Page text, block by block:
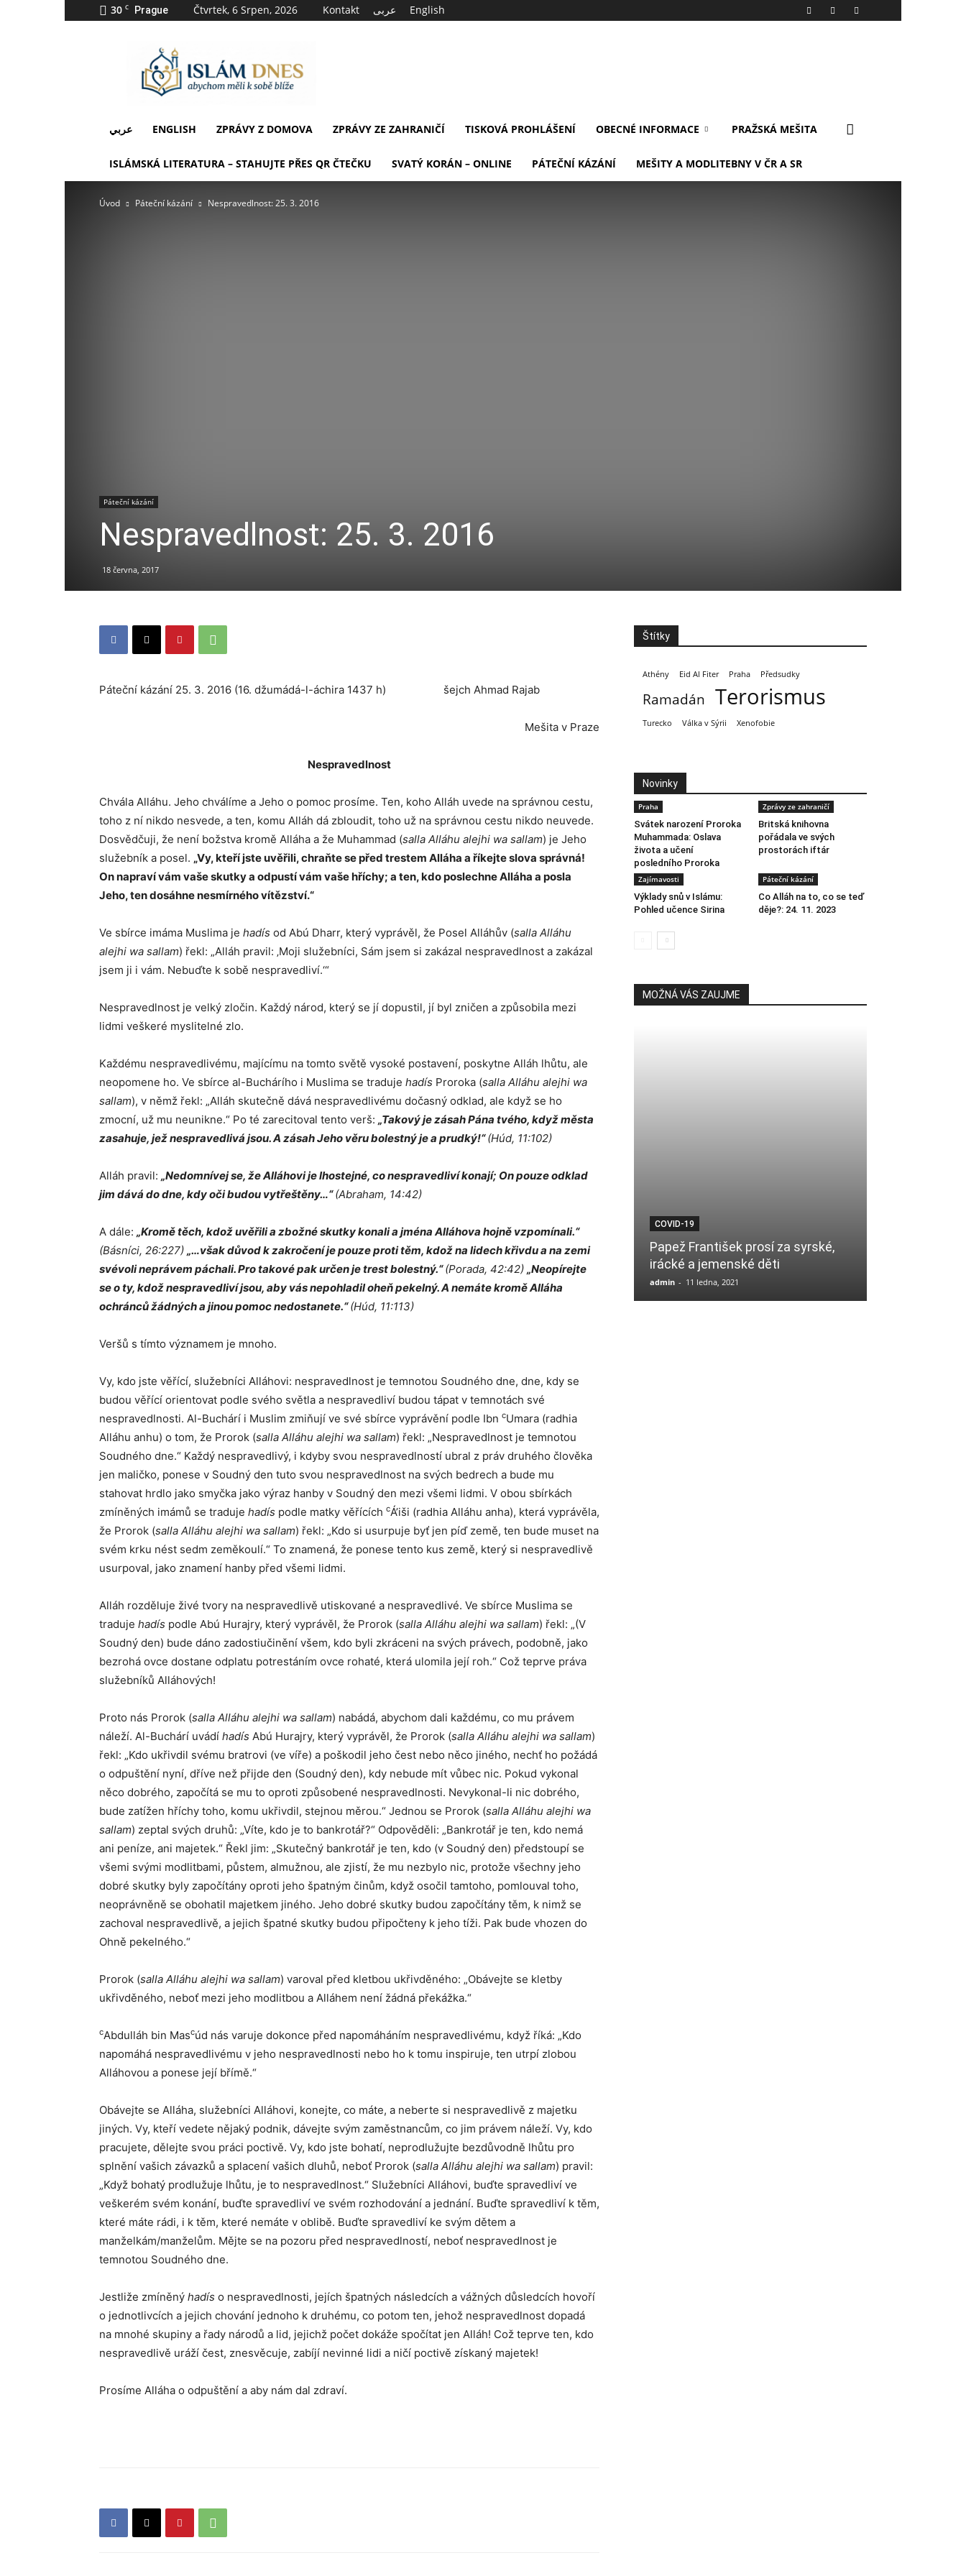
30 C Prague Čtvrtek, 6 Srpen, 2026 Kontakt عربى English
عربي ENGLISH ZPRÁVY Z DOMOVA ZPRÁVY ZE ZAHRANIČÍ TISKOVÁ PROHLÁŠENÍ OBECNÉ INFORMACE PRAŽSKÁ MEŠITA
ISLÁMSKÁ LITERATURA – STAHUJTE PŘES QR ČTEČKU SVATÝ KORÁN – ONLINE PÁTEČNÍ KÁZÁNÍ MEŠITY A MODLITEBNY V ČR A SR
Úvod Páteční kázání Nespravedlnost: 25. 3. 2016
Páteční kázání
Nespravedlnost: 25. 3. 2016
18 června, 2017
Páteční kázání 25. 3. 2016 (16. džumádá-l-áchira 1437 h) šejch Ahmad Rajab
Mešita v Praze
Nespravedlnost
Chvála Alláhu. Jeho chválíme a Jeho o pomoc prosíme. Ten, koho Alláh uvede na správnou cestu,
toho z ní nikdo nesvede, a ten, komu Alláh dá zbloudit, toho už na správnou cestu nikdo neuvede.
Dosvědčuji, že není božstva kromě Alláha a že Muhammad (salla Alláhu alejhi wa sallam) je Jeho
služebník a posel. „Vy, kteří jste uvěřili, chraňte se před trestem Alláha a říkejte slova správná!
On napraví vám vaše skutky a odpustí vám vaše hříchy; a ten, kdo poslechne Alláha a posla
Jeho, ten dosáhne nesmírného vítězství.“
Ve sbírce imáma Muslima je hadís od Abú Dharr, který vyprávěl, že Posel Alláhův (salla Alláhu
alejhi wa sallam) řekl: „Alláh pravil: ‚Moji služebníci, Sám jsem si zakázal nespravedlnost a zakázal
jsem ji i vám. Nebuďte k sobě nespravedliví.‘“
Nespravedlnost je velký zločin. Každý národ, který se jí dopustil, jí byl zničen a způsobila mezi
lidmi veškeré myslitelné zlo.
Každému nespravedlivému, majícímu na tomto světě vysoké postavení, poskytne Alláh lhůtu, ale
neopomene ho. Ve sbírce al-Buchárího i Muslima se traduje hadís Proroka (salla Alláhu alejhi wa
sallam), v němž řekl: „Alláh skutečně dává nespravedlivému dočasný odklad, ale když se ho
zmocní, už mu neunikne.“ Po té zarecitoval tento verš: „Takový je zásah Pána tvého, když města
zasahuje, jež nespravedlivá jsou. A zásah Jeho věru bolestný je a prudký!“(Húd, 11:102)
Alláh pravil: „Nedomnívej se, že Alláhovi je lhostejné, co nespravedliví konají; On pouze odklad
jim dává do dne, kdy oči budou vytřeštěny…“(Abraham, 14:42)
A dále: „Kromě těch, kdož uvěřili a zbožné skutky konali a jména Alláhova hojně vzpomínali.“
(Básníci, 26:227) „…však důvod k zakročení je pouze proti těm, kdož na lidech křivdu a na zemi
svévoli neprávem páchali. Pro takové pak určen je trest bolestný.“(Porada, 42:42) „Neopírejte
se o ty, kdož nespravedliví jsou, aby vás nepohladil oheň pekelný. A nemáte kromě Alláha
ochránců žádných a jinou pomoc nedostanete.“(Húd, 11:113)
Veršů s tímto významem je mnoho.
Vy, kdo jste věřící, služebníci Alláhovi: nespravedlnost je temnotou Soudného dne, dne, kdy se
budou věřící orientovat podle svého světla a nespravedliví budou tápat v temnotách své
nespravedlnosti. Al-Buchárí i Muslim zmiňují ve své sbírce vyprávění podle Ibn cUmara (radhia
Alláhu anhu) o tom, že Prorok (salla Alláhu alejhi wa sallam) řekl: „Nespravedlnost je temnotou
Soudného dne.“ Každý nespravedlivý, i kdyby svou nespravedlností ubral z práv druhého člověka
jen maličko, ponese v Soudný den tuto svou nespravedlnost na svých bedrech a bude mu
stahovat hrdlo jako smyčka jako výraz hanby v Soudný den mezi všemi lidmi. V obou sbírkách
zmíněných imámů se traduje hadís podle matky věřících cÁ’iši (radhia Alláhu anha), která vyprávěla,
že Prorok (salla Alláhu alejhi wa sallam) řekl: „Kdo si usurpuje byť jen píď země, ten bude muset na
svém krku nést sedm zeměkoulí.“ To znamená, že ponese tento kus země, který si nespravedlivě
usurpoval, jako znamení hanby před všemi lidmi.
Alláh rozděluje živé tvory na nespravedlivě utiskované a nespravedlivé. Ve sbírce Muslima se
traduje hadís podle Abú Hurajry, který vyprávěl, že Prorok (salla Alláhu alejhi wa sallam) řekl: „(V
Soudný den) bude dáno zadostiučinění všem, kdo byli zkráceni na svých právech, podobně, jako
bezrohá ovce dostane odplatu potrestáním ovce rohaté, která ulomila její roh.“ Což teprve práva
služebníků Alláhových!
Proto nás Prorok (salla Alláhu alejhi wa sallam) nabádá, abychom dali každému, co mu právem
náleží. Al-Buchárí uvádí hadís Abú Hurajry, který vyprávěl, že Prorok (salla Alláhu alejhi wa sallam)
řekl: „Kdo ukřivdil svému bratrovi (ve víře) a poškodil jeho čest nebo něco jiného, nechť ho požádá
o odpuštění nyní, dříve než přijde den (Soudný den), kdy nebude mít vůbec nic. Pokud vykonal
něco dobrého, započítá se mu to oproti způsobené nespravedlnosti. Nevykonal-li nic dobrého,
bude zatížen hříchy toho, komu ukřivdil, stejnou měrou.“ Jednou se Prorok (salla Alláhu alejhi wa
sallam) zeptal svých druhů: „Víte, kdo je to bankrotář?“ Odpověděli: „Bankrotář je ten, kdo nemá
ani peníze, ani majetek.“ Řekl jim: „Skutečný bankrotář je ten, kdo (v Soudný den) předstoupí se
všemi svými modlitbami, půstem, almužnou, ale zjistí, že mu nezbylo nic, protože všechny jeho
dobré skutky byly započítány oproti jeho špatným činům, když osočil tamtoho, pomlouval toho,
neoprávněně se obohatil majetkem jiného. Jeho dobré skutky budou započítány těm, k nimž se
zachoval nespravedlivě, a jejich špatné skutky budou připočteny k jeho tíži. Pak bude vhozen do
Ohně pekelného.“
Prorok (salla Alláhu alejhi wa sallam) varoval před kletbou ukřivděného: „Obávejte se kletby
ukřivděného, neboť mezi jeho modlitbou a Alláhem není žádná překážka.“
cAbdulláh bin Mascúd nás varuje dokonce před napomáháním nespravedlivému, když říká: „Kdo
napomáhá nespravedlivému v jeho nespravedlnosti nebo ho k tomu inspiruje, ten utrpí zlobou
Alláhovou a ponese její břímě.“
Obávejte se Alláha, služebníci Alláhovi, konejte, co máte, a neberte si nespravedlivě z majetku
jiných. Vy, kteří vedete nějaký podnik, dávejte svým zaměstnancům, co jim právem náleží. Vy, kdo
pracujete, dělejte svou práci poctivě. Vy, kdo jste bohatí, neprodlužujte bezdůvodně lhůtu pro
splnění vašich závazků a splacení vašich dluhů, neboť Prorok (salla Alláhu alejhi wa sallam) pravil:
„Když bohatý prodlužuje lhůtu, je to nespravedlnost.“ Služebníci Alláhovi, buďte spravedliví ve
veškerém svém konání, buďte spravedliví ve svém rozhodování a jednání. Buďte spravedliví k těm,
které máte rádi, i k těm, které nemáte v oblibě. Buďte spravedliví ke svým dětem a
manželkám/manželům. Mějte se na pozoru před nespravedlností, neboť nespravedlnost je
temnotou Soudného dne.
Jestliže zmíněný hadís o nespravedlnosti, jejích špatných následcích a vážných důsledcích hovoří
o jednotlivcích a jejich chování jednoho k druhému, co potom ten, jehož nespravedlnost dopadá
na mnohé skupiny a řady národů a lid, jejichž počet dokáže spočítat jen Alláh! Což teprve ten, kdo
nespravedlivě uráží čest, znesvěcuje, zabíjí nevinné lidi a ničí poctivě získaný majetek!
Prosíme Alláha o odpuštění a aby nám dal zdraví.
Štítky
Athény Eid Al Fiter Praha Předsudky
Ramadán Terorismus
Turecko Válka v Sýrii Xenofobie
Novinky
Praha
Svátek narození Proroka
Muhammada: Oslava
života a učení
posledního Proroka
Zprávy ze zahraničí
Britská knihovna
pořádala ve svých
prostorách iftár
Zajímavosti
Výklady snů v Islámu:
Pohled učence Sirina
Páteční kázání
Co Alláh na to, co se teď
děje?: 24. 11. 2023
MOŽNÁ VÁS ZAUJME
COVID-19
Papež František prosí za syrské,
irácké a jemenské děti
admin - 11 ledna, 2021